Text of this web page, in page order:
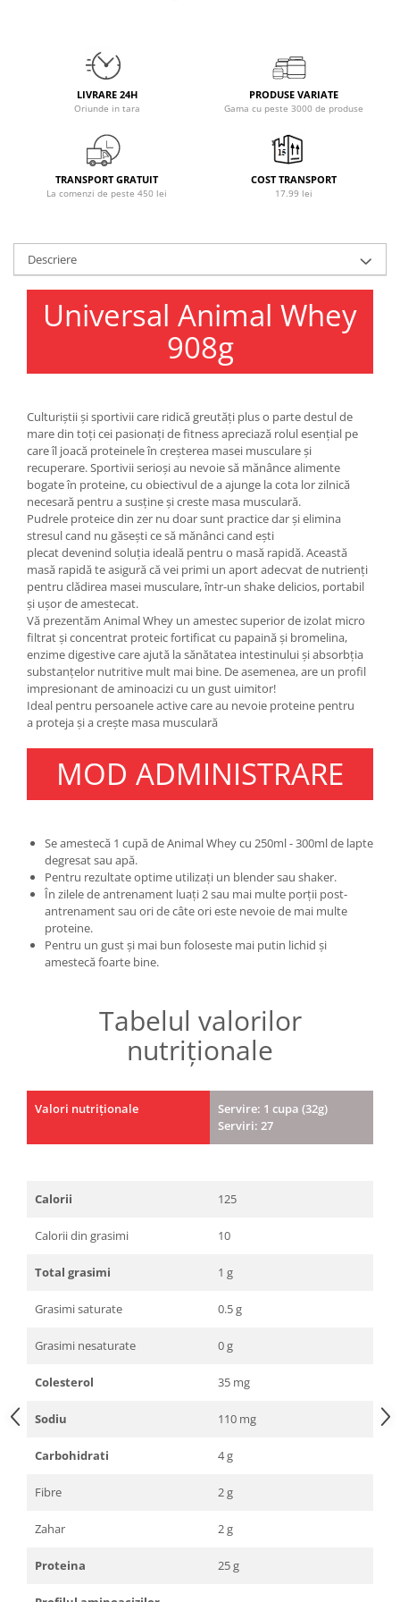
Puritan`s Pride
Raw Nutrition
REDCON1
Rich Piana 5% Nutrition
RIPT
Scitec
Scivation
Under Armour
Universal
Vitargo
Weider
Zenana
LIVRARE 24H
Oriunde in tara
PRODUSE VARIATE
Gama cu peste 3000 de produse
TRANSPORT GRATUIT
La comenzi de peste 450 lei
COST TRANSPORT
17.99 lei
Descriere
Universal Animal Whey
908g
Culturiștii și sportivii care ridică greutăți plus o parte destul de
mare din toți cei pasionați de fitness apreciază rolul esențial pe
care îl joacă proteinele în creșterea masei musculare și
recuperare. Sportivii serioși au nevoie să mănânce alimente
bogate în proteine, cu obiectivul de a ajunge la cota lor zilnică
necesară pentru a susține și creste masa musculară.
Pudrele proteice ​​din zer nu doar sunt practice dar și elimina
stresul cand nu găsești ce să mănânci cand ești
plecat devenind soluția ideală pentru o masă rapidă. Această
masă rapidă te asigură că vei primi un aport adecvat de nutrienți
pentru clădirea masei musculare, într-un shake delicios, portabil
și ușor de amestecat.
Vă prezentăm Animal Whey un amestec superior de izolat micro
filtrat și concentrat proteic fortificat cu papaină și bromelina,
enzime digestive care ajută la sănătatea intestinului și absorbția
substanțelor nutritive mult mai bine. De asemenea, are un profil
impresionant de aminoacizi cu un gust uimitor!
Ideal pentru persoanele active care au nevoie proteine pentru
a proteja și a crește masa musculară
MOD ADMINISTRARE
Se amestecă 1 cupă de Animal Whey cu 250ml - 300ml de lapte
degresat sau apă.
Pentru rezultate optime utilizați un blender sau shaker.
În zilele de antrenament luați 2 sau mai multe porții post-
antrenament sau ori de câte ori este nevoie de mai multe
proteine.
Pentru un gust și mai bun foloseste mai putin lichid și
amestecă foarte bine.
Tabelul valorilor
nutriționale
Valori nutriționale
Servire: 1 cupa (32g)
Serviri: 27
Calorii 125
Calorii din grasimi 10
Total grasimi 1 g
Grasimi saturate 0.5 g
Grasimi nesaturate 0 g
Colesterol 35 mg
Sodiu 110 mg
Carbohidrati 4 g
Fibre 2 g
Zahar 2 g
Proteina 25 g